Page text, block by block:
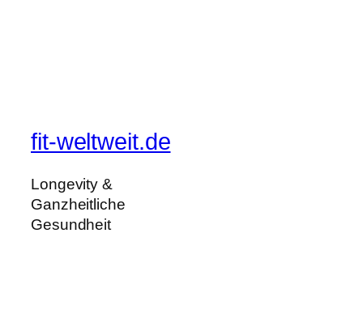
fit-weltweit.de
Longevity &
Ganzheitliche
Gesundheit